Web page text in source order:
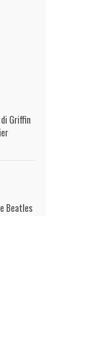
Griffin
Beatles